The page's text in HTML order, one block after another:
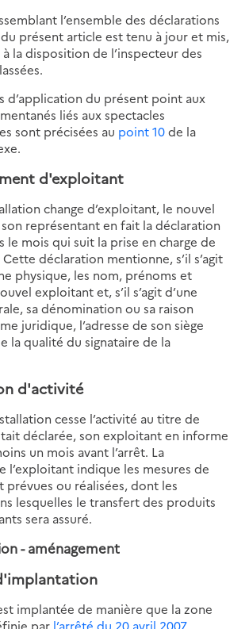
l’ensemble des déclarations
présent article est tenu à jour et mis,
la disposition de l’inspecteur des
d’application du présent point aux
liés aux spectacles
sont précisées au point 10de la
d'exploitant
change d’exploitant, le nouvel
représentant en fait la déclaration
le mois qui suit la prise en charge de
déclaration mentionne, s’il s’agit
physique, les nom, prénoms et
exploitant et, s’il s’agit d’une
sa dénomination ou sa raison
juridique, l’adresse de son siège
la qualité du signataire de la
d'activité
cesse l’activité au titre de
déclarée, son exploitant en informe
un mois avant l’arrêt. La
l’exploitant indique les mesures de
prévues ou réalisées, dont les
lesquelles le transfert des produits
sera assuré.
- aménagement
implantée de manière que la zone
par l’arrêté du 20 avril 2007